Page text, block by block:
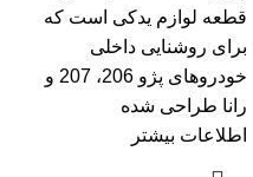
قطعه لوازم یدکی است که
برای روشنایی داخلی
خودروهای پژو 206، 207 و
رانا طراحی شده
اطلاعات بیشتر